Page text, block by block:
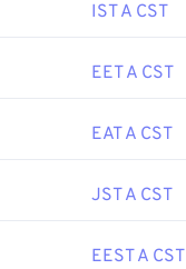
IST A CST
EET A CST
EAT A CST
JST A CST
EEST A CST